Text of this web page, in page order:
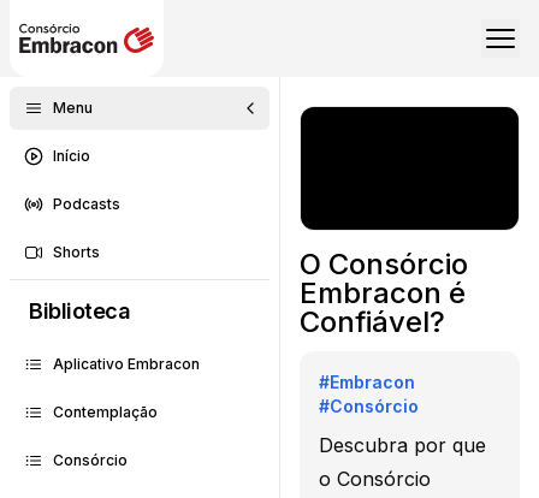
Menu
Início
Podcasts
Shorts
Biblioteca
Aplicativo Embracon
Contemplação
Consórcio
O Consórcio
Embracon é
Confiável?
#Embracon
#Consórcio
Descubra por que
o Consórcio